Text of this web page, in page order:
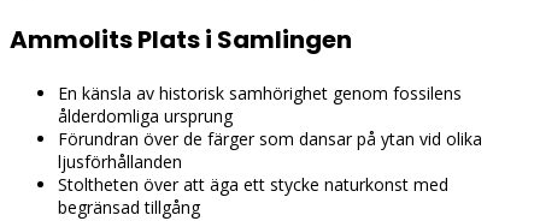
Ammolits Plats i Samlingen
En känsla av historisk samhörighet genom fossilens
ålderdomliga ursprung
Förundran över de färger som dansar på ytan vid olika
ljusförhållanden
Stoltheten över att äga ett stycke naturkonst med
begränsad tillgång